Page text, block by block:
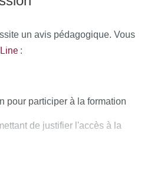
en préservant
dermatologie
un avis pédagogique. Vous
:
pour participer à la formation
de justifier l'accès à la
1ère année seront autorisés